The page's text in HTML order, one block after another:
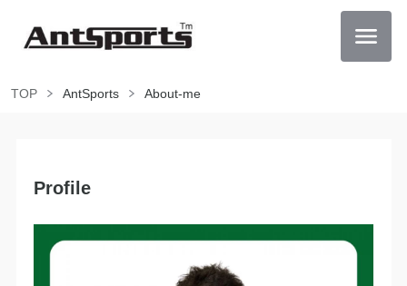
TOP AntSports About-me
Profile